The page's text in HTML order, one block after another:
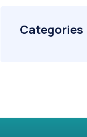
Categories